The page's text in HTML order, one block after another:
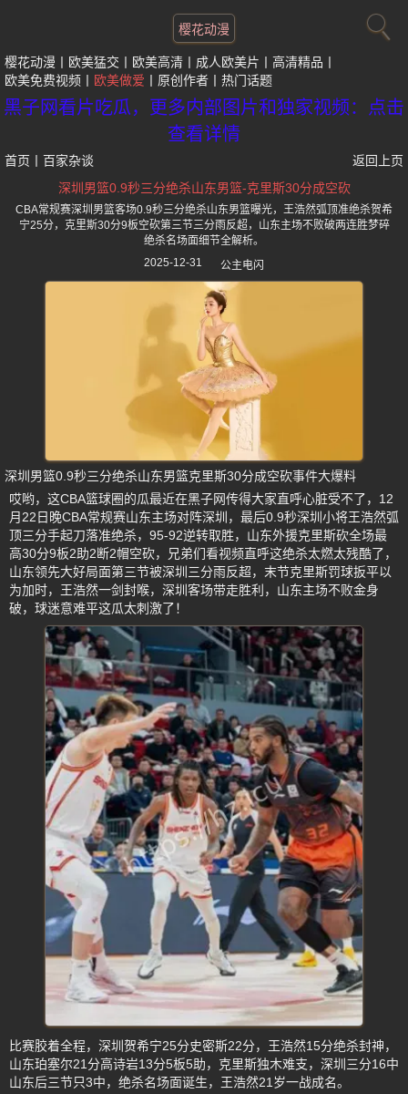
樱花动漫
樱花动漫 欧美猛交 欧美高清 成人欧美片
高清精品
欧美免费视频
欧美做爱 原创作者 热门话题
黑子网看片吃瓜，更多内部图片和独家视频：点击
查看详情
首页 百家杂谈
返回上页
深圳男篮0.9秒三分绝杀山东男篮-克里斯30分成空砍
CBA常规赛深圳男篮客场0.9秒三分绝杀山东男篮曝光，王浩然弧顶准绝杀贺希
宁25分，克里斯30分9板空砍第三节三分雨反超，山东主场不败破两连胜梦碎
绝杀名场面细节全解析。
2025-12-31
公主电闪
深圳男篮0.9秒三分绝杀山东男篮克里斯30分成空砍事件大爆料
哎哟，这CBA篮球圈的瓜最近在黑子网传得大家直呼心脏受不了，12
月22日晚CBA常规赛山东主场对阵深圳，最后0.9秒深圳小将王浩然弧
顶三分手起刀落准绝杀，95-92逆转取胜，山东外援克里斯砍全场最
高30分9板2助2断2帽空砍，兄弟们看视频直呼这绝杀太燃太残酷了，
山东领先大好局面第三节被深圳三分雨反超，末节克里斯罚球扳平以
为加时，王浩然一剑封喉，深圳客场带走胜利，山东主场不败金身
破，球迷意难平这瓜太刺激了！
比赛胶着全程，深圳贺希宁25分史密斯22分，王浩然15分绝杀封神，
山东珀塞尔21分高诗岩13分5板5助，克里斯独木难支，深圳三分16中
山东后三节只3中，绝杀名场面诞生，王浩然21岁一战成名。